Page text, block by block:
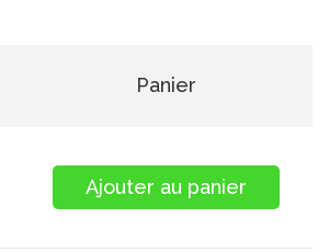
Panier
Ajouter au panier